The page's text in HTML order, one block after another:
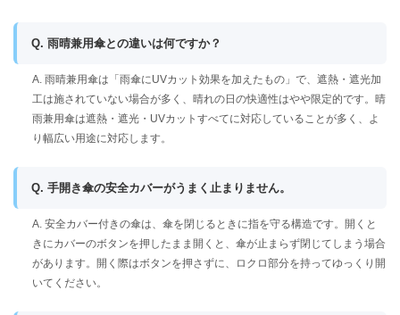
Q. 雨晴兼用傘との違いは何ですか？
A. 雨晴兼用傘は「雨傘にUVカット効果を加えたもの」で、遮熱・遮光加
工は施されていない場合が多く、晴れの日の快適性はやや限定的です。晴
雨兼用傘は遮熱・遮光・UVカットすべてに対応していることが多く、よ
り幅広い用途に対応します。
Q. 手開き傘の安全カバーがうまく止まりません。
A. 安全カバー付きの傘は、傘を閉じるときに指を守る構造です。開くと
きにカバーのボタンを押したまま開くと、傘が止まらず閉じてしまう場合
があります。開く際はボタンを押さずに、ロクロ部分を持ってゆっくり開
いてください。